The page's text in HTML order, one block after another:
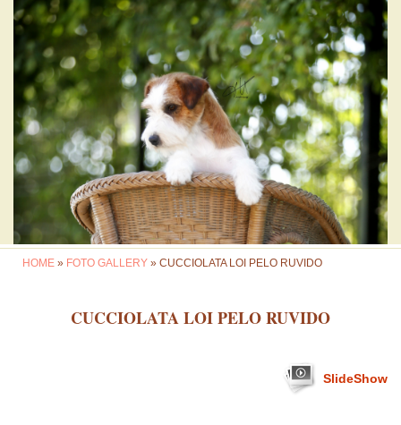
HOME » FOTO GALLERY » CUCCIOLATA LOI PELO RUVIDO
CUCCIOLATA LOI PELO RUVIDO
SlideShow